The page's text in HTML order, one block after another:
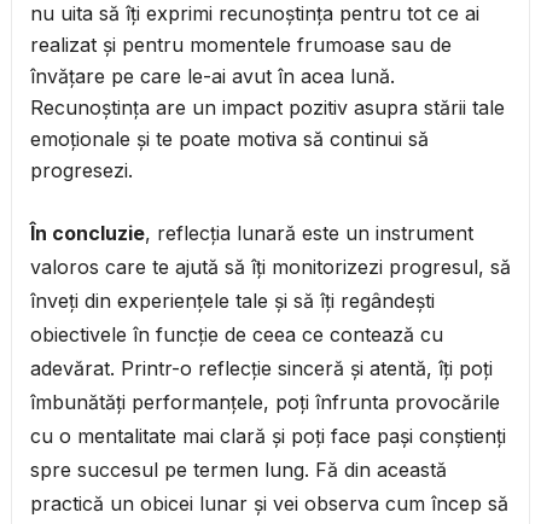
nu uita să îți exprimi recunoștința pentru tot ce ai
realizat și pentru momentele frumoase sau de
învățare pe care le-ai avut în acea lună.
Recunoștința are un impact pozitiv asupra stării tale
emoționale și te poate motiva să continui să
progresezi.
În concluzie, reflecția lunară este un instrument
valoros care te ajută să îți monitorizezi progresul, să
înveți din experiențele tale și să îți regândești
obiectivele în funcție de ceea ce contează cu
adevărat. Printr-o reflecție sinceră și atentă, îți poți
îmbunătăți performanțele, poți înfrunta provocările
cu o mentalitate mai clară și poți face pași conștienți
spre succesul pe termen lung. Fă din această
practică un obicei lunar și vei observa cum încep să